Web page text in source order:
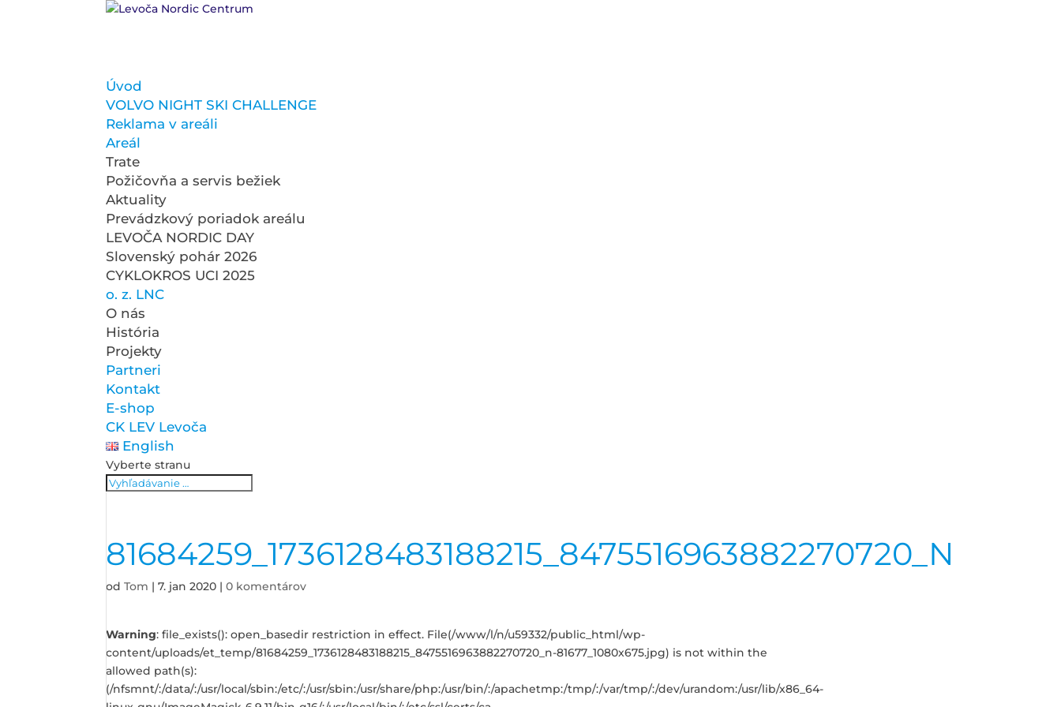
Úvod
VOLVO NIGHT SKI CHALLENGE
Reklama v areáli
Areál
Trate
Požičovňa a servis bežiek
Aktuality
Prevádzkový poriadok areálu
LEVOČA NORDIC DAY
Slovenský pohár 2026
CYKLOKROS UCI 2025
o. z. LNC
O nás
História
Projekty
Partneri
Kontakt
E-shop
CK LEV Levoča
English
Vyberte stranu
81684259_1736128483188215_8475516963882270720_N
odTom |7. jan 2020 |0 komentárov
Warning: file_exists(): open_basedir restriction in effect. File(/www/l/n/u59332/public_html/wp-
content/uploads/et_temp/81684259_1736128483188215_8475516963882270720_n-81677_1080x675.jpg) is not within the
allowed path(s):
(/nfsmnt/:/data/:/usr/local/sbin:/etc/:/usr/sbin:/usr/share/php:/usr/bin/:/apachetmp:/tmp/:/var/tmp/:/dev/urandom:/usr/lib/x86_64-